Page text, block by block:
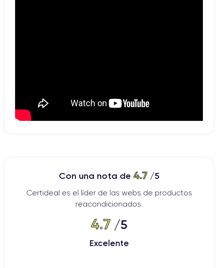
Con una nota de 4.7/5
Certideal es el líder de las webs de productos
reacondicionados.
4.7/5
Excelente